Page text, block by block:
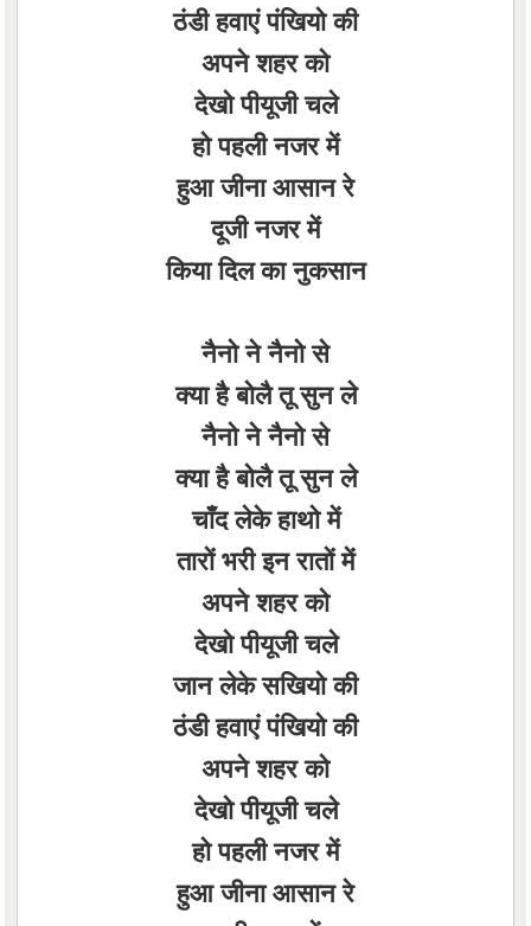
ठंडी हवाएं पंखियो की
अपने शहर को
देखो पीयूजी चले
हो पहली नजर में
हुआ जीना आसान रे
दूजी नजर में
किया दिल का नुकसान
नैनो ने नैनो से
क्या है बोलै तू सुन ले
नैनो ने नैनो से
क्या है बोलै तू सुन ले
चाँद लेके हाथो में
तारों भरी इन रातों में
अपने शहर को
देखो पीयूजी चले
जान लेके सखियो की
ठंडी हवाएं पंखियो की
अपने शहर को
देखो पीयूजी चले
हो पहली नजर में
हुआ जीना आसान रे